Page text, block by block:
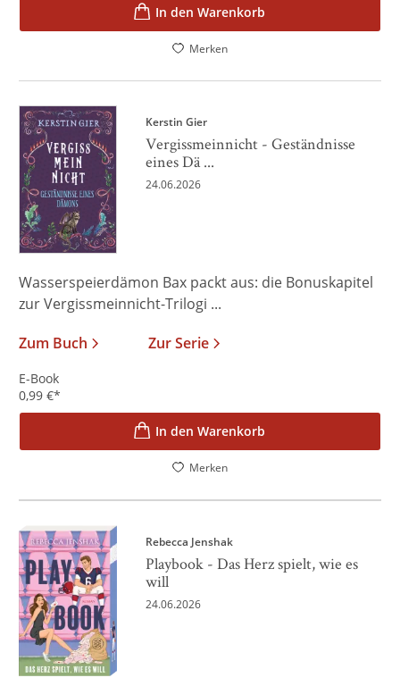
In den Warenkorb
Merken
Kerstin Gier
Vergissmeinnicht - Geständnisse
eines Dä ...
24.06.2026
Wasserspeierdämon Bax packt aus: die Bonuskapitel
zur Vergissmeinnicht-Trilogi ...
Zum Buch
Zur Serie
E-Book
0,99 €*
In den Warenkorb
Merken
Rebecca Jenshak
Playbook - Das Herz spielt, wie es
will
24.06.2026